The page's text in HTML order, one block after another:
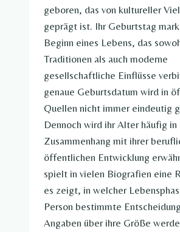
geboren, das von kultureller
geprägt ist. Ihr Geburtstag
Beginn eines Lebens, das
Traditionen als auch moderne
gesellschaftliche Einflüsse
genaue Geburtsdatum wird in
Quellen nicht immer eindeutig
Dennoch wird ihr Alter häufig in
Zusammenhang mit ihrer
öffentlichen Entwicklung
spielt in vielen Biografien eine
es zeigt, in welcher
Person bestimmte
Angaben über ihre Größe